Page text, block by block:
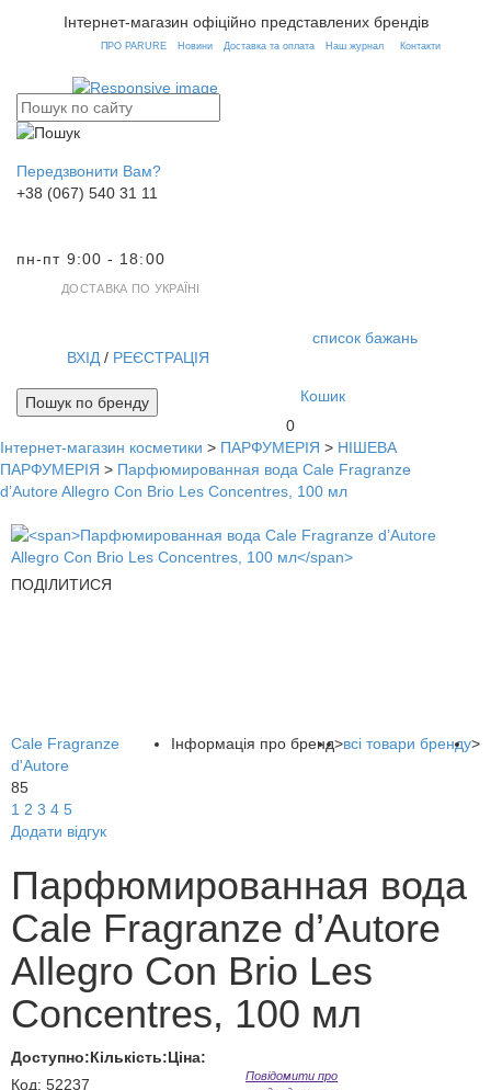
Інтернет-магазин офіційно представлених брендів
ПРО PARURE Новини Доставка та оплата Наш журнал Контакти
Передзвонити Вам?
+38 (067) 540 31 11
пн-пт 9:00 - 18:00
ДОСТАВКА ПО УКРАЇНІ
список бажань
ВХІД / РЕЄСТРАЦІЯ
Кошик
0
Пошук по бренду
Інтернет-магазин косметики > ПАРФУМЕРІЯ > НІШЕВА
ПАРФУМЕРІЯ > Парфюмированная вода Cale Fragranze
d’Autore Allegro Con Brio Les Concentres, 100 мл
ПОДІЛИТИСЯ
Інформація про бренд>всі товари бренду>
Cale Fragranze
d'Autore
85
1 2 3 4 5
Додати відгук
Парфюмированная вода
Cale Fragranze d’Autore
Allegro Con Brio Les
Concentres, 100 мл
Доступно:Кількість:Ціна:
Код: 52237
Повідомити про